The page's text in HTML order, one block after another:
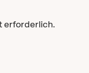
erforderlich.